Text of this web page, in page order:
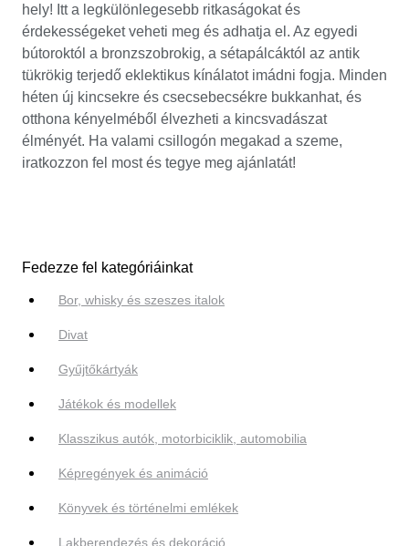
hely! Itt a legkülönlegesebb ritkaságokat és
érdekességeket veheti meg és adhatja el. Az egyedi
bútoroktól a bronzszobrokig, a sétapálcáktól az antik
tükrökig terjedő eklektikus kínálatot imádni fogja. Minden
héten új kincsekre és csecsebecsékre bukkanhat, és
otthona kényelméből élvezheti a kincsvadászat
élményét. Ha valami csillogón megakad a szeme,
iratkozzon fel most és tegye meg ajánlatát!
Fedezze fel kategóriáinkat
Bor, whisky és szeszes italok
Divat
Gyűjtőkártyák
Játékok és modellek
Klasszikus autók, motorbiciklik, automobilia
Képregények és animáció
Könyvek és történelmi emlékek
Lakberendezés és dekoráció